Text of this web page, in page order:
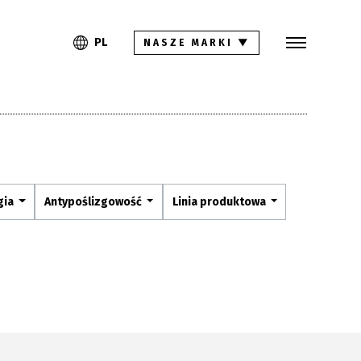
PL
PL NASZE MARKI ▼
Antypoślizgowość Linia produktowa
Inspiracje
Pliki do pobrania
Strefa architekta